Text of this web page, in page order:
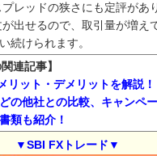
レッドの狭さにも定評があ
出せるので、取引量が増え
続けられます。
連記事】
リット・デメリットを解説！
の他社との比較、キャンペ
類も紹介！
▼SBI FXトレード▼